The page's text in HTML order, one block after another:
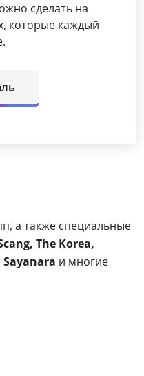
сделать на
которые каждый
а также специальные
The Korea,
и многие